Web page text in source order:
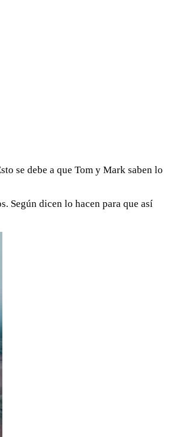
se debe a que Tom y Mark saben lo
Según dicen lo hacen para que así